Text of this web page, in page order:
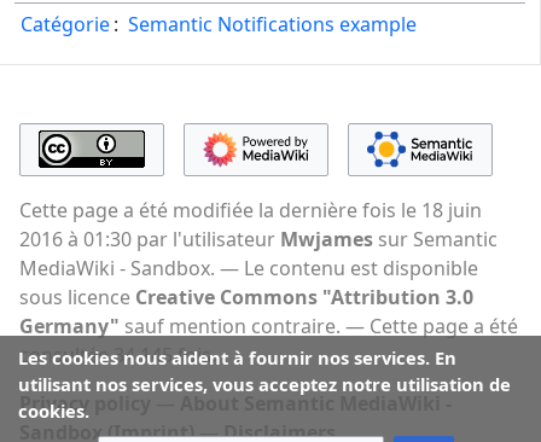
Catégorie: Semantic Notifications example
Les cookies nous aident à fournir nos services. En
utilisant nos services, vous acceptez notre utilisation de
cookies.
Cette page a été modifiée la dernière fois le 18 juin
2016 à 01:30 par l'utilisateur Mwjames sur Semantic
MediaWiki - Sandbox.
Le contenu est disponible
sous licence Creative Commons "Attribution 3.0
Germany" sauf mention contraire.
Cette page a été
consultée 34 145 fois.
Privacy policy
About Semantic MediaWiki -
Sandbox (Imprint)
Disclaimers